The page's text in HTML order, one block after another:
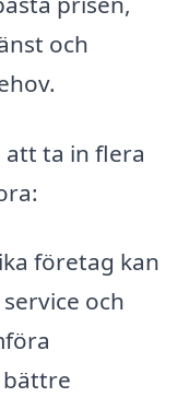
och
ta in flera
företag kan
och